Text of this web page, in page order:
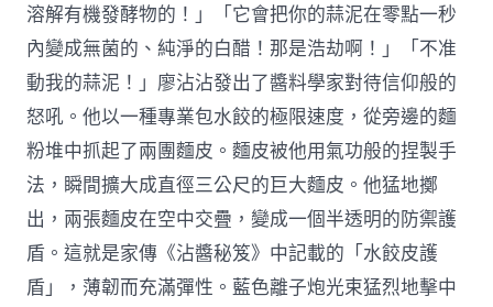
溶解有機發酵物的！」「它會把你的蒜泥在零點一秒
內變成無菌的、純淨的白醋！那是浩劫啊！」「不准
動我的蒜泥！」廖沾沾發出了醬料學家對待信仰般的
怒吼。他以一種專業包水餃的極限速度，從旁邊的麵
粉堆中抓起了兩團麵皮。麵皮被他用氣功般的捏製手
法，瞬間擴大成直徑三公尺的巨大麵皮。他猛地擲
出，兩張麵皮在空中交疊，變成一個半透明的防禦護
盾。這就是家傳《沾醬秘笈》中記載的「水餃皮護
盾」，薄韌而充滿彈性。藍色離子炮光束猛烈地擊中